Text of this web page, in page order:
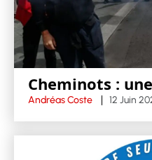
Cheminots :
Andréas Coste 12 Juin